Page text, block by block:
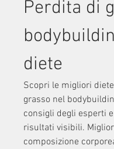
Perdita di
diete
Scopri le migliori
grasso nel
consigli degli esperti
risultati visibili.
composizione